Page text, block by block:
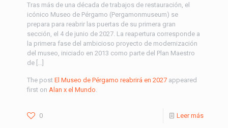
Tras más de una década de trabajos de restauración, el
icónico Museo de Pérgamo (Pergamonmuseum) se
prepara para reabrir las puertas de su primera gran
sección, el 4 de junio de 2027. La reapertura corresponde a
la primera fase del ambicioso proyecto de modernización
del museo, iniciado en 2013 como parte del Plan Maestro
de […]
The post El Museo de Pérgamo reabrirá en 2027 appeared
first on Alan x el Mundo
0 Leer más